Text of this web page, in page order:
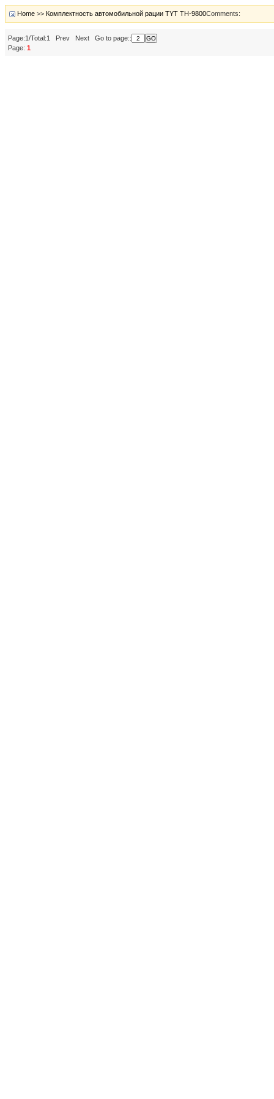
Home >> Комплектность автомобильной рации TYT TH-9800Comments:
Page:1/Total:1 Prev Next Go to page::
Page: 1